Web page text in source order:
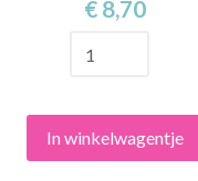
€ 8,70
In winkelwagentje